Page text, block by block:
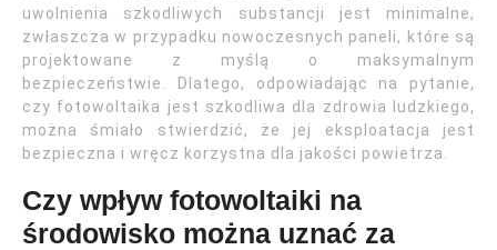
uwolnienia szkodliwych substancji jest minimalne,
zwłaszcza w przypadku nowoczesnych paneli, które są
projektowane z myślą o maksymalnym
bezpieczeństwie. Dlatego, odpowiadając na pytanie,
czy fotowoltaika jest szkodliwa dla zdrowia ludzkiego,
można śmiało stwierdzić, że jej eksploatacja jest
bezpieczna i wręcz korzystna dla jakości powietrza.
Czy wpływ fotowoltaiki na
środowisko można uznać za